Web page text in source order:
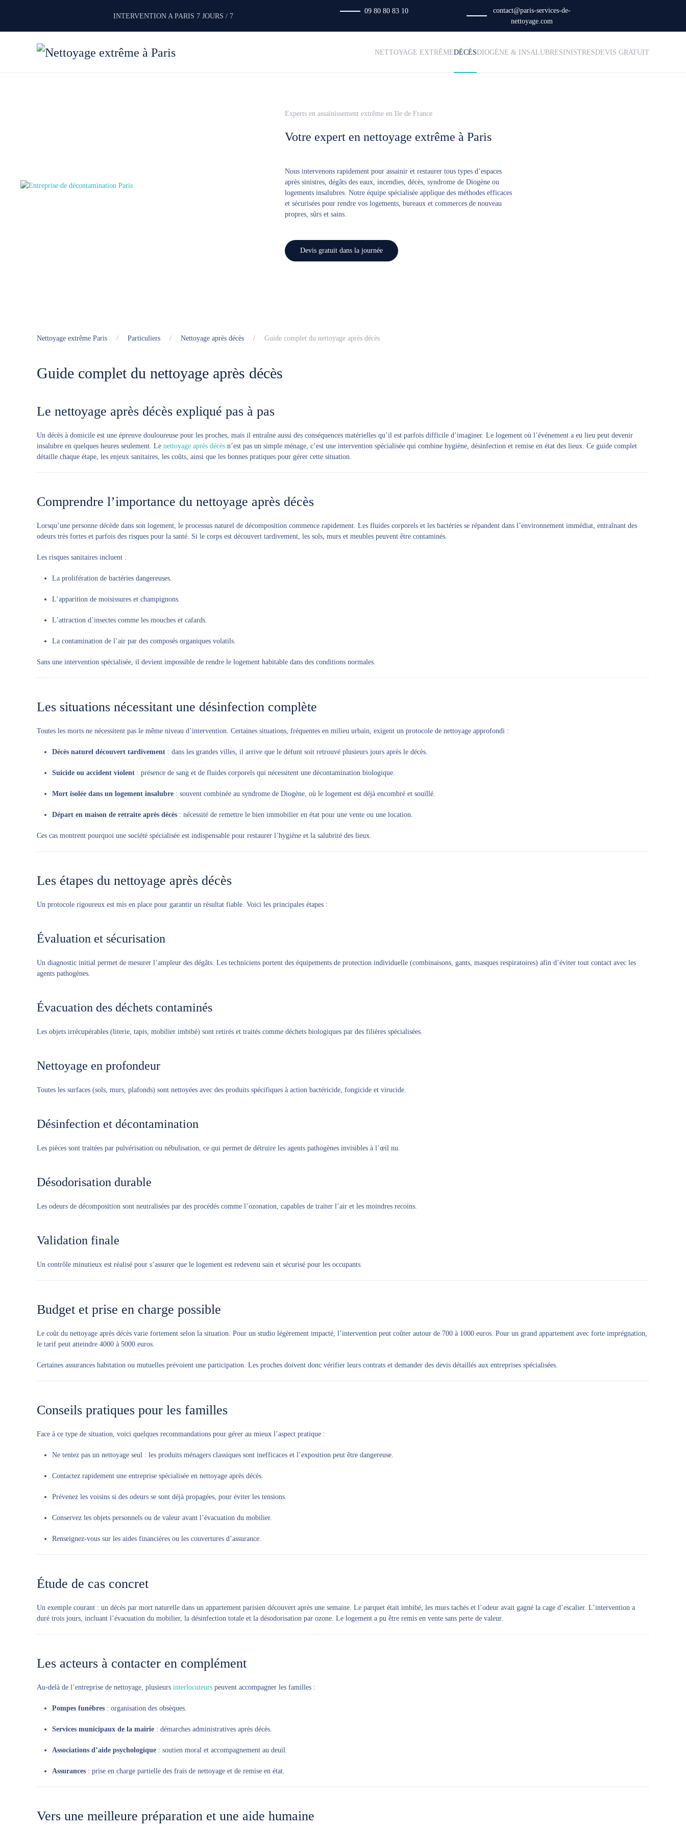
INTERVENTION A PARIS 7 JOURS / 7
09 80 80 83 10
contact@paris-services-de-
nettoyage.com
NETTOYAGE EXTRÊMEDÉCÈSDIOGÈNE & INSALUBRESINISTRESDEVIS GRATUIT
Experts en assainissement extrême en Ile de France
Votre expert en nettoyage extrême à Paris
Nous intervenons rapidement pour assainir et restaurer tous types d’espaces
après sinistres, dégâts des eaux, incendies, décès, syndrome de Diogène ou
logements insalubres. Notre équipe spécialisée applique des méthodes efficaces
et sécurisées pour rendre vos logements, bureaux et commerces de nouveau
propres, sûrs et sains.
Devis gratuit dans la journée
Nettoyage extrême Paris Particuliers Nettoyage après décès Guide complet du nettoyage après décès
Guide complet du nettoyage après décès
Le nettoyage après décès expliqué pas à pas
Un décès à domicile est une épreuve douloureuse pour les proches, mais il entraîne aussi des conséquences matérielles qu’il est parfois difficile d’imaginer. Le logement où l’événement a eu lieu peut devenir
insalubre en quelques heures seulement. Le nettoyage après décès n’est pas un simple ménage, c’est une intervention spécialisée qui combine hygiène, désinfection et remise en état des lieux. Ce guide complet
détaille chaque étape, les enjeux sanitaires, les coûts, ainsi que les bonnes pratiques pour gérer cette situation.
Comprendre l’importance du nettoyage après décès
Lorsqu’une personne décède dans son logement, le processus naturel de décomposition commence rapidement. Les fluides corporels et les bactéries se répandent dans l’environnement immédiat, entraînant des
odeurs très fortes et parfois des risques pour la santé. Si le corps est découvert tardivement, les sols, murs et meubles peuvent être contaminés.
Les risques sanitaires incluent :
La prolifération de bactéries dangereuses.
L’apparition de moisissures et champignons.
L’attraction d’insectes comme les mouches et cafards.
La contamination de l’air par des composés organiques volatils.
Sans une intervention spécialisée, il devient impossible de rendre le logement habitable dans des conditions normales.
Les situations nécessitant une désinfection complète
Toutes les morts ne nécessitent pas le même niveau d’intervention. Certaines situations, fréquentes en milieu urbain, exigent un protocole de nettoyage approfondi :
Décès naturel découvert tardivement : dans les grandes villes, il arrive que le défunt soit retrouvé plusieurs jours après le décès.
Suicide ou accident violent : présence de sang et de fluides corporels qui nécessitent une décontamination biologique.
Mort isolée dans un logement insalubre : souvent combinée au syndrome de Diogène, où le logement est déjà encombré et souillé.
Départ en maison de retraite après décès : nécessité de remettre le bien immobilier en état pour une vente ou une location.
Ces cas montrent pourquoi une société spécialisée est indispensable pour restaurer l’hygiène et la salubrité des lieux.
Les étapes du nettoyage après décès
Un protocole rigoureux est mis en place pour garantir un résultat fiable. Voici les principales étapes :
Évaluation et sécurisation
Un diagnostic initial permet de mesurer l’ampleur des dégâts. Les techniciens portent des équipements de protection individuelle (combinaisons, gants, masques respiratoires) afin d’éviter tout contact avec les
agents pathogènes.
Évacuation des déchets contaminés
Les objets irrécupérables (literie, tapis, mobilier imbibé) sont retirés et traités comme déchets biologiques par des filières spécialisées.
Nettoyage en profondeur
Toutes les surfaces (sols, murs, plafonds) sont nettoyées avec des produits spécifiques à action bactéricide, fongicide et virucide.
Désinfection et décontamination
Les pièces sont traitées par pulvérisation ou nébulisation, ce qui permet de détruire les agents pathogènes invisibles à l’œil nu.
Désodorisation durable
Les odeurs de décomposition sont neutralisées par des procédés comme l’ozonation, capables de traiter l’air et les moindres recoins.
Validation finale
Un contrôle minutieux est réalisé pour s’assurer que le logement est redevenu sain et sécurisé pour les occupants.
Budget et prise en charge possible
Le coût du nettoyage après décès varie fortement selon la situation. Pour un studio légèrement impacté, l’intervention peut coûter autour de 700 à 1000 euros. Pour un grand appartement avec forte imprégnation,
le tarif peut atteindre 4000 à 5000 euros.
Certaines assurances habitation ou mutuelles prévoient une participation. Les proches doivent donc vérifier leurs contrats et demander des devis détaillés aux entreprises spécialisées.
Conseils pratiques pour les familles
Face à ce type de situation, voici quelques recommandations pour gérer au mieux l’aspect pratique :
Ne tentez pas un nettoyage seul : les produits ménagers classiques sont inefficaces et l’exposition peut être dangereuse.
Contactez rapidement une entreprise spécialisée en nettoyage après décès.
Prévenez les voisins si des odeurs se sont déjà propagées, pour éviter les tensions.
Conservez les objets personnels ou de valeur avant l’évacuation du mobilier.
Renseignez-vous sur les aides financières ou les couvertures d’assurance.
Étude de cas concret
Un exemple courant : un décès par mort naturelle dans un appartement parisien découvert après une semaine. Le parquet était imbibé, les murs tachés et l’odeur avait gagné la cage d’escalier. L’intervention a
duré trois jours, incluant l’évacuation du mobilier, la désinfection totale et la désodorisation par ozone. Le logement a pu être remis en vente sans perte de valeur.
Les acteurs à contacter en complément
Au-delà de l’entreprise de nettoyage, plusieurs interlocuteurs peuvent accompagner les familles :
Pompes funèbres : organisation des obsèques.
Services municipaux de la mairie : démarches administratives après décès.
Associations d’aide psychologique : soutien moral et accompagnement au deuil.
Assurances : prise en charge partielle des frais de nettoyage et de remise en état.
Vers une meilleure préparation et une aide humaine